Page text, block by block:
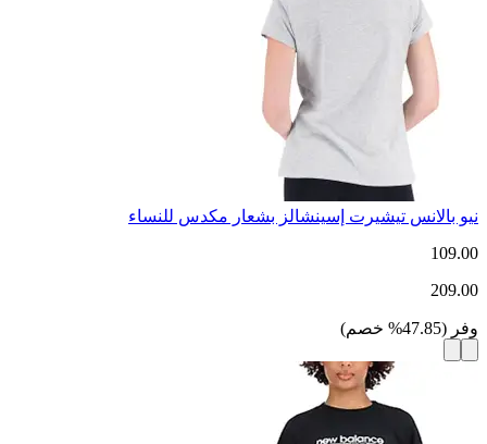
نيو بالانس تيشيرت إسينشالز بشعار مكدس للنساء
109.00
209.00
وفر (
47.85
% خصم)